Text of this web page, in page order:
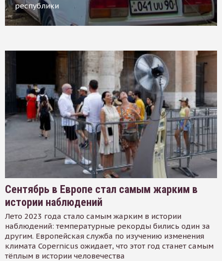
республики
Сентябрь в Европе стал самым жарким в
истории наблюдений
Лето 2023 года стало самым жарким в истории
наблюдений: температурные рекорды бились один за
другим. Европейская служба по изучению изменения
климата Copernicus ожидает, что этот год станет самым
тёплым в истории человечества